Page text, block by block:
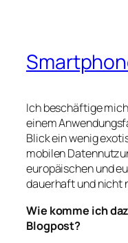
Ich beschäftige
einem
Blick ein wenig
mobilen
europäischen und
dauerhaft und nicht
Wie komme ich
Blogpost?